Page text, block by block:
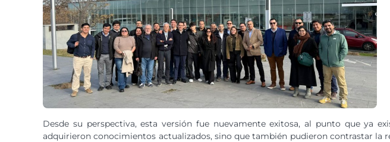
Desde su perspectiva, esta versión fue nuevamente exitosa, al punto que ya
adquirieron conocimientos actualizados, sino que también pudieron contrastar la